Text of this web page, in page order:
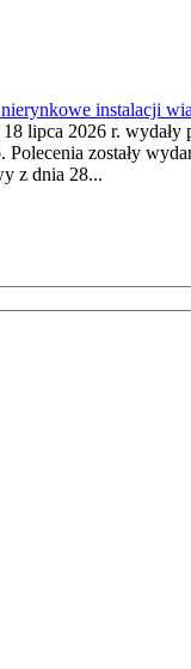
instalacji
lipca 2026 r.
zostały
z dnia 28...